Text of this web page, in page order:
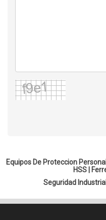
Equipos De Proteccion
HSS|
Seguridad